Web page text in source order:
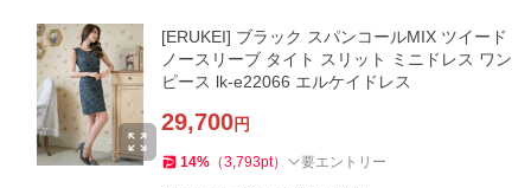
[ERUKEI] ブラック スパンコールMIX ツイード
ノースリーブ タイト スリット ミニドレス ワン
ピース lk-e22066 エルケイドレス
29,700円
14% （3,793pt） 要エントリー